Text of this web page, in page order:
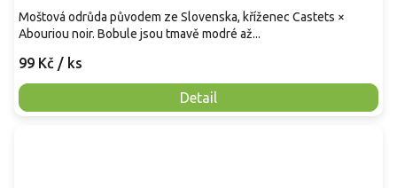
99 Kč / ks
Detail
Moštová odrůda původem ze Slovenska, kříženec Castets ×
Abouriou noir. Bobule jsou tmavě modré až...